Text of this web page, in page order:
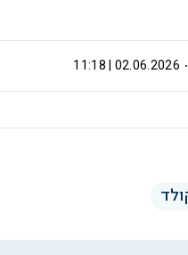
02.06.2026 | 11:18